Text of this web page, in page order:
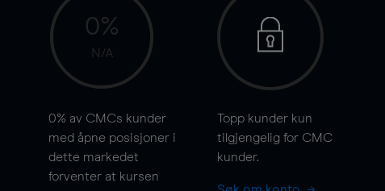
0%
N/A
0% av CMCs kunder
med åpne posisjoner i
dette markedet
forventer at kursen
Topp kunder kun
tilgjengelig for CMC
kunder.